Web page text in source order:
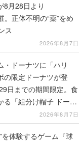
8月28日より
。正体不明の“薬”をめ
ス
2026年8月7日
・ドーナツに「ハリ
の限定ドーナツが登
日までの期間限定。食
る「組分け帽子 ドーナ
グワーツ ボックス」
2026年8月7日
を体験するゲーム『球